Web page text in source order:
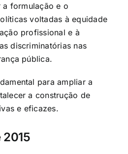
a formulação e o
voltadas à equidade
profissional e à
discriminatórias nas
pública.
para ampliar a
a construção de
e eficazes.
2015